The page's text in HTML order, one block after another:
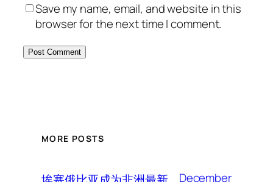
Save my name, email, and website in this
browser for the next time I comment.
MORE POSTS
December